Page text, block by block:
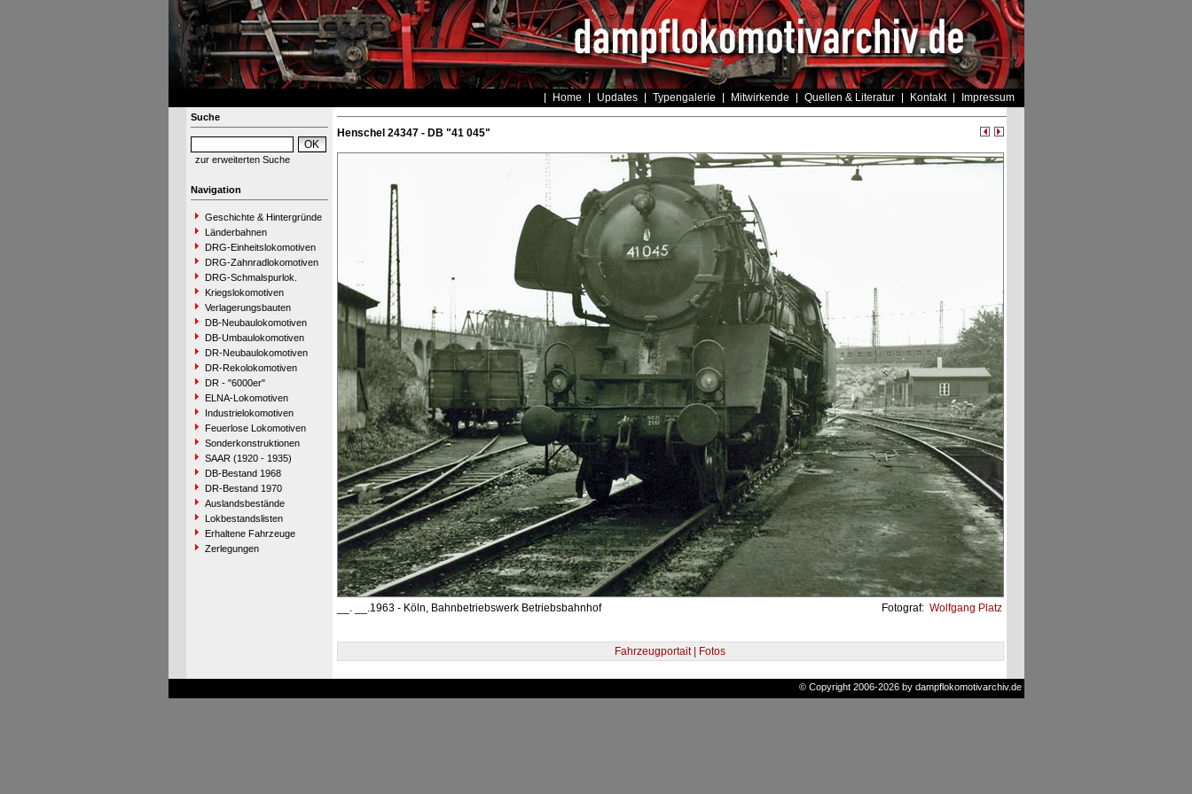
Home Updates Typengalerie Mitwirkende Quellen & Literatur Kontakt Impressum
Suche
zur erweiterten Suche
Navigation
Geschichte & Hintergründe
Länderbahnen
DRG-Einheitslokomotiven
DRG-Zahnradlokomotiven
DRG-Schmalspurlok.
Kriegslokomotiven
Verlagerungsbauten
DB-Neubaulokomotiven
DB-Umbaulokomotiven
DR-Neubaulokomotiven
DR-Rekolokomotiven
DR - "6000er"
ELNA-Lokomotiven
Industrielokomotiven
Feuerlose Lokomotiven
Sonderkonstruktionen
SAAR (1920 - 1935)
DB-Bestand 1968
DR-Bestand 1970
Auslandsbestände
Lokbestandslisten
Erhaltene Fahrzeuge
Zerlegungen
Henschel 24347 - DB "41 045"
__. __.1963 - Köln, Bahnbetriebswerk Betriebsbahnhof Fotograf: Wolfgang Platz
Fahrzeugportait | Fotos
© Copyright 2006-2026 by dampflokomotivarchiv.de